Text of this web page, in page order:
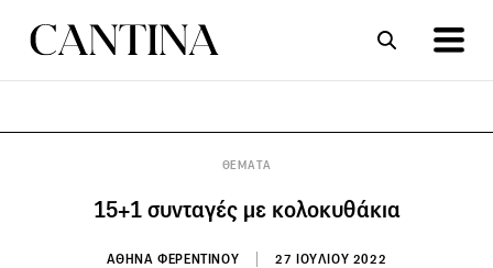
ΘΕΜΑΤΑ
15+1 συνταγές με κολοκυθάκια
ΑΘΗΝΑ ΦΕΡΕΝΤΙΝΟΥ 27 ΙΟΥΛΙΟΥ 2022